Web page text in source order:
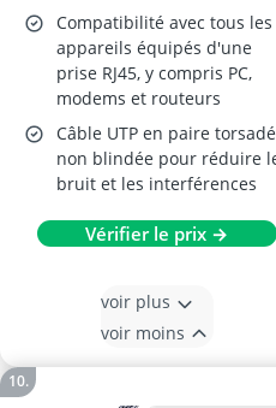
Compatibilité avec tous les
appareils équipés d'une
prise RJ45, y compris PC,
modems et routeurs
Câble UTP en paire
non blindée pour réduire
bruit et les interférences
Vérifier le prix →
voir plus
voir moins